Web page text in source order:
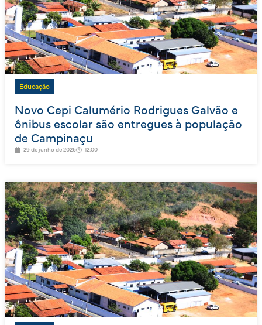
Educação
Novo Cepi Calumério Rodrigues Galvão e
ônibus escolar são entregues à população
de Campinaçu
29 de junho de 2026 12:00